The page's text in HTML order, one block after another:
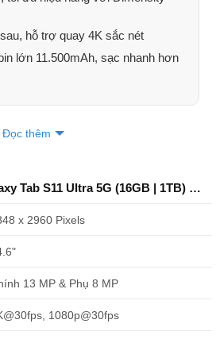
hỗ trợ quay 4K sắc nét
lớn 11.500mAh, sạc nhanh hơn
Đọc thêm
Cấu hình Samsung Galaxy Tab S11 Ultra 5G (16GB | 1TB) Chính Hãng
x 2960 Pixels
13 MP & Phụ 8 MP
1080p@30fps